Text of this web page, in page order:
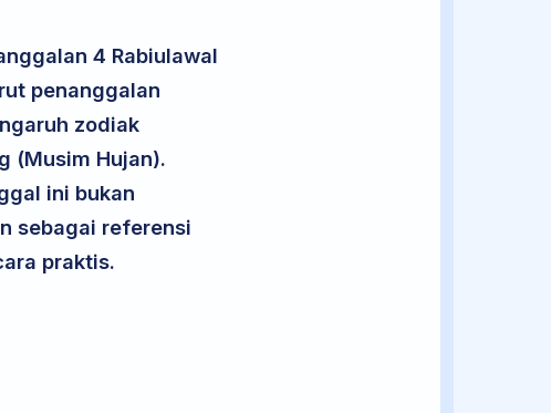
4 Rabiulawal
penanggalan
zodiak
(Musim Hujan).
ini bukan
sebagai referensi
praktis.